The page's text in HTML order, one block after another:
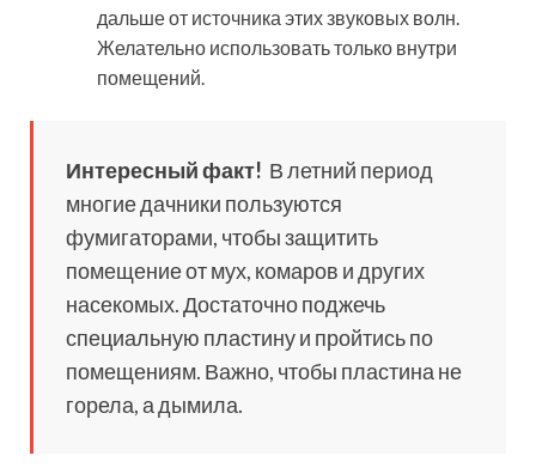
дальше от источника этих звуковых волн.
Желательно использовать только внутри
помещений.
Интересный факт! В летний период
многие дачники пользуются
фумигаторами, чтобы защитить
помещение от мух, комаров и других
насекомых. Достаточно поджечь
специальную пластину и пройтись по
помещениям. Важно, чтобы пластина не
горела, а дымила.